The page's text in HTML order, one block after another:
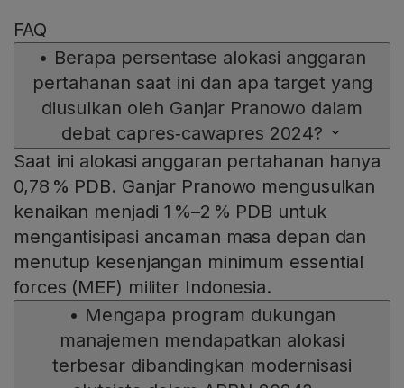
FAQ
• Berapa persentase alokasi anggaran
pertahanan saat ini dan apa target yang
diusulkan oleh Ganjar Pranowo dalam
debat capres‑cawapres 2024?
Saat ini alokasi anggaran pertahanan hanya
0,78 % PDB. Ganjar Pranowo mengusulkan
kenaikan menjadi 1 %–2 % PDB untuk
mengantisipasi ancaman masa depan dan
menutup kesenjangan minimum essential
forces (MEF) militer Indonesia.
• Mengapa program dukungan
manajemen mendapatkan alokasi
terbesar dibandingkan modernisasi